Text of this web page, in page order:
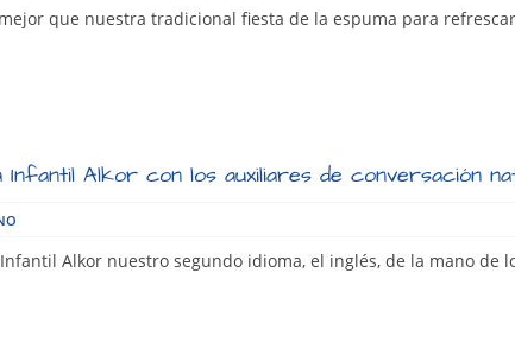
que nuestra tradicional fiesta de la espuma para
Infantil Alkor con los auxiliares de conversación
Alkor nuestro segundo idioma, el inglés, de la mano de